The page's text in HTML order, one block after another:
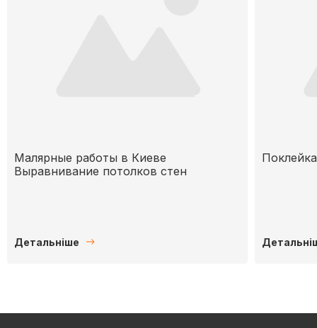
Малярные работы в Киеве
Выравнивание потолков стен
Детальніше